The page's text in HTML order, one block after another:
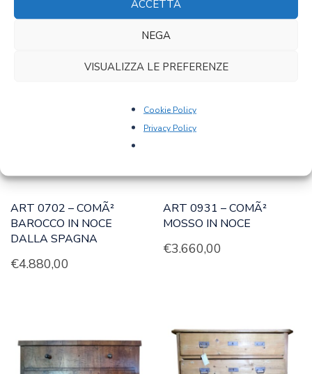
ACCETTA
NEGA
VISUALIZZA LE PREFERENZE
Cookie Policy
Privacy Policy
PRODOTTI CORRELATI
ART 0702 – COMÃ²
BAROCCO IN NOCE
DALLA SPAGNA
€4.880,00
ART 0931 – COMÃ²
MOSSO IN NOCE
€3.660,00